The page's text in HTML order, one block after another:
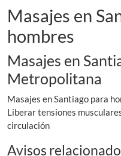
Masajes en
hombres
Masajes en
Metropolitana
Masajes en Santiago para
Liberar tensiones
circulación
Avisos